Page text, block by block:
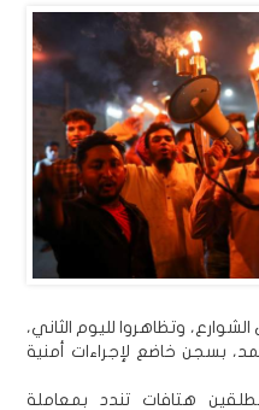
الشوارع، وتظاهروا لليوم الثاني،
بسجن خاضع لإجراءات أمنية
هتافات تندد بمعاملة